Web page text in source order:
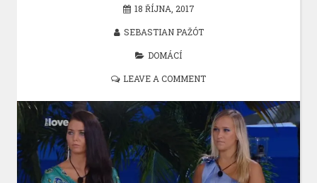
18 ŘÍJNA, 2017
SEBASTIAN PAŽÓT
DOMÁCÍ
LEAVE A COMMENT